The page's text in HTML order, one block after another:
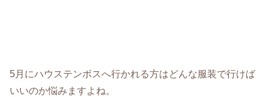
5月にハウステンボスへ行かれる方はどんな服装で行けば
いいのか悩みますよね。